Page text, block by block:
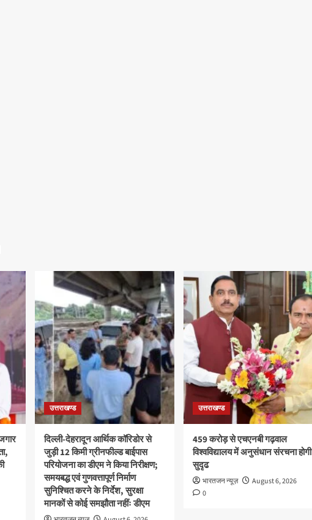
उत्तराखण्ड
दिल्ली-देहरादून आर्थिक कॉरिडोर से
जुड़ी 12 किमी ग्रीनफील्ड बाईपास
परियोजना का डीएम ने किया निरीक्षण;
समयबद्ध एवं गुणवत्तापूर्ण निर्माण
सुनिश्चित करने के निर्देश, सुरक्षा
मानकों से कोई समझौता नहींः डीएम
उत्तराखण्ड
459 करोड़ से एचएनबी गढ़वाल
विश्वविद्यालय में अनुसंधान संरचना होगी
सुदृढ
भारतजन न्यूज़
August 6, 2026
0